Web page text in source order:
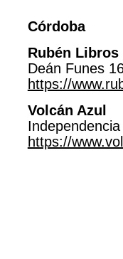
Córdoba
Rubén Libros
Deán Funes
https://
Volcán Azul
https://